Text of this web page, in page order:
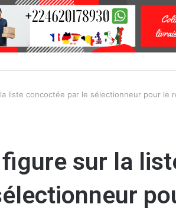
liste concoctée par le sélectionneur pour le
sur la